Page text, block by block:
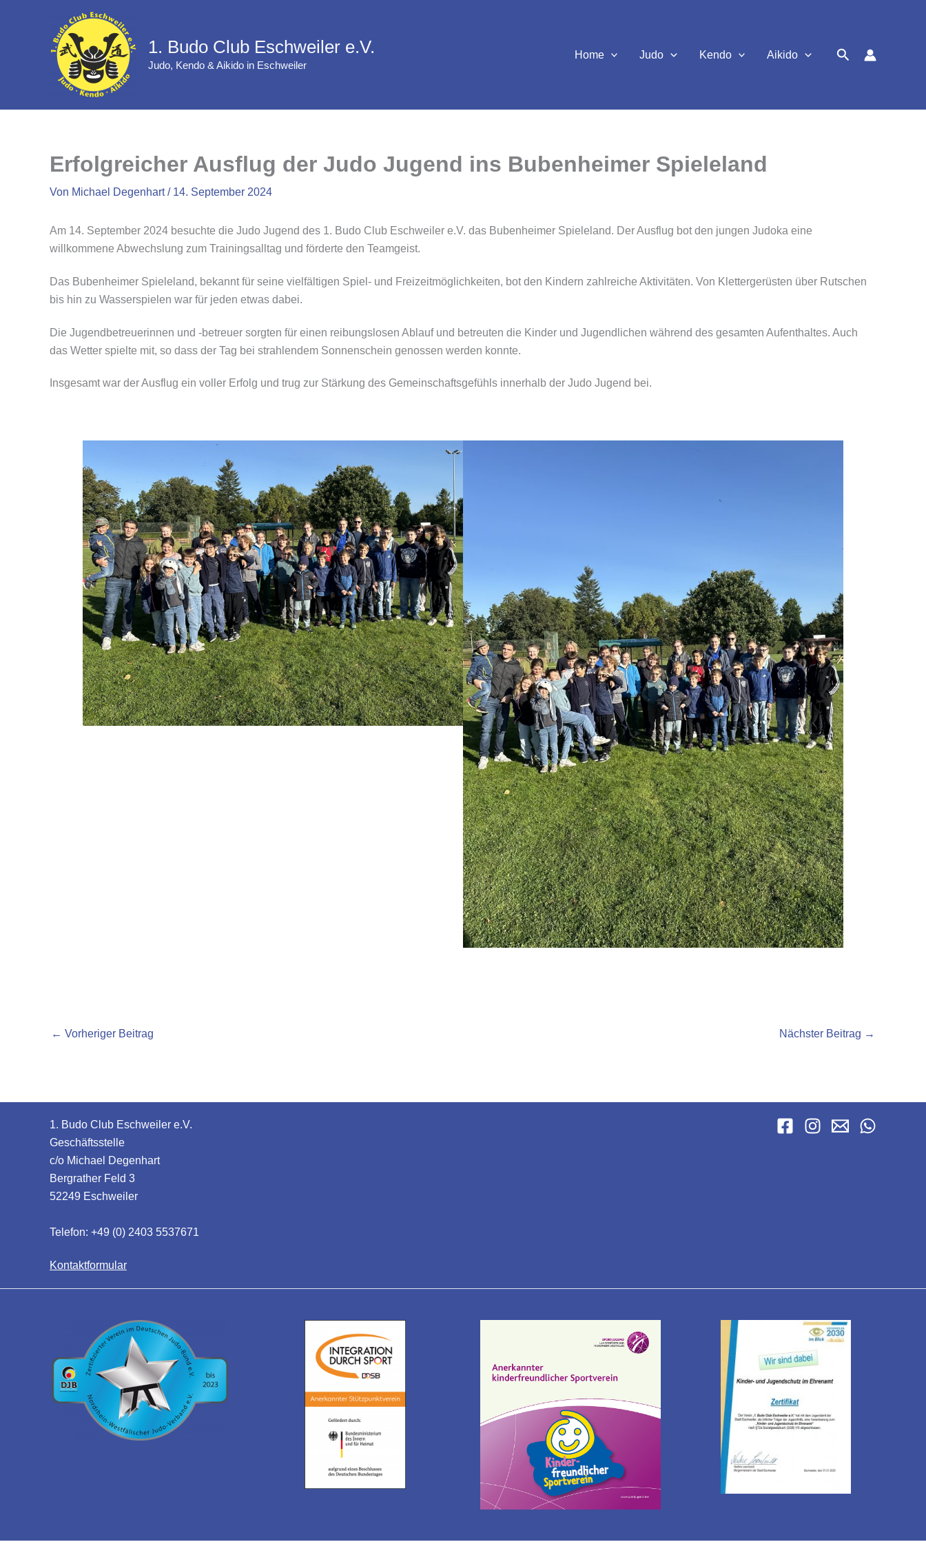
1. Budo Club Eschweiler e.V.
Judo, Kendo & Aikido in Eschweiler
Home Judo Kendo Aikido Suchen
Erfolgreicher Ausflug der Judo Jugend ins Bubenheimer Spieleland
Von Michael Degenhart/ 14. September 2024
Am 14. September 2024 besuchte die Judo Jugend des 1. Budo Club Eschweiler e.V. das Bubenheimer Spieleland. Der Ausflug bot den jungen Judoka eine
willkommene Abwechslung zum Trainingsalltag und förderte den Teamgeist.
Das Bubenheimer Spieleland, bekannt für seine vielfältigen Spiel- und Freizeitmöglichkeiten, bot den Kindern zahlreiche Aktivitäten. Von Klettergerüsten über Rutschen
bis hin zu Wasserspielen war für jeden etwas dabei.
Die Jugendbetreuerinnen und -betreuer sorgten für einen reibungslosen Ablauf und betreuten die Kinder und Jugendlichen während des gesamten Aufenthaltes. Auch
das Wetter spielte mit, so dass der Tag bei strahlendem Sonnenschein genossen werden konnte.
Insgesamt war der Ausflug ein voller Erfolg und trug zur Stärkung des Gemeinschaftsgefühls innerhalb der Judo Jugend bei.
← Vorheriger Beitrag Nächster Beitrag →
1. Budo Club Eschweiler e.V.
Geschäftsstelle
c/o Michael Degenhart
Bergrather Feld 3
52249 Eschweiler
Telefon: +49 (0) 2403 5537671
Kontaktformular